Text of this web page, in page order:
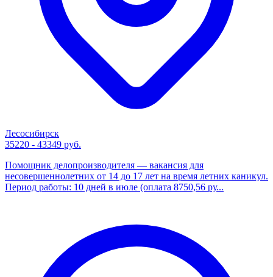
Лесосибирск
35220 - 43349 руб.
Помощник делопроизводителя — вакансия для
несовершеннолетних от 14 до 17 лет на время летних каникул.
Период работы: 10 дней в июле (оплата 8750,56 ру...